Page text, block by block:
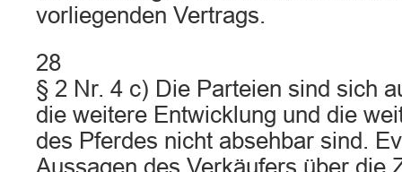
vorliegenden Vertrags.
28
§ 2 Nr. 4 c) Die Parteien sind sich
die weitere Entwicklung und die
des Pferdes nicht absehbar sind.
Aussagen des Verkäufers über die